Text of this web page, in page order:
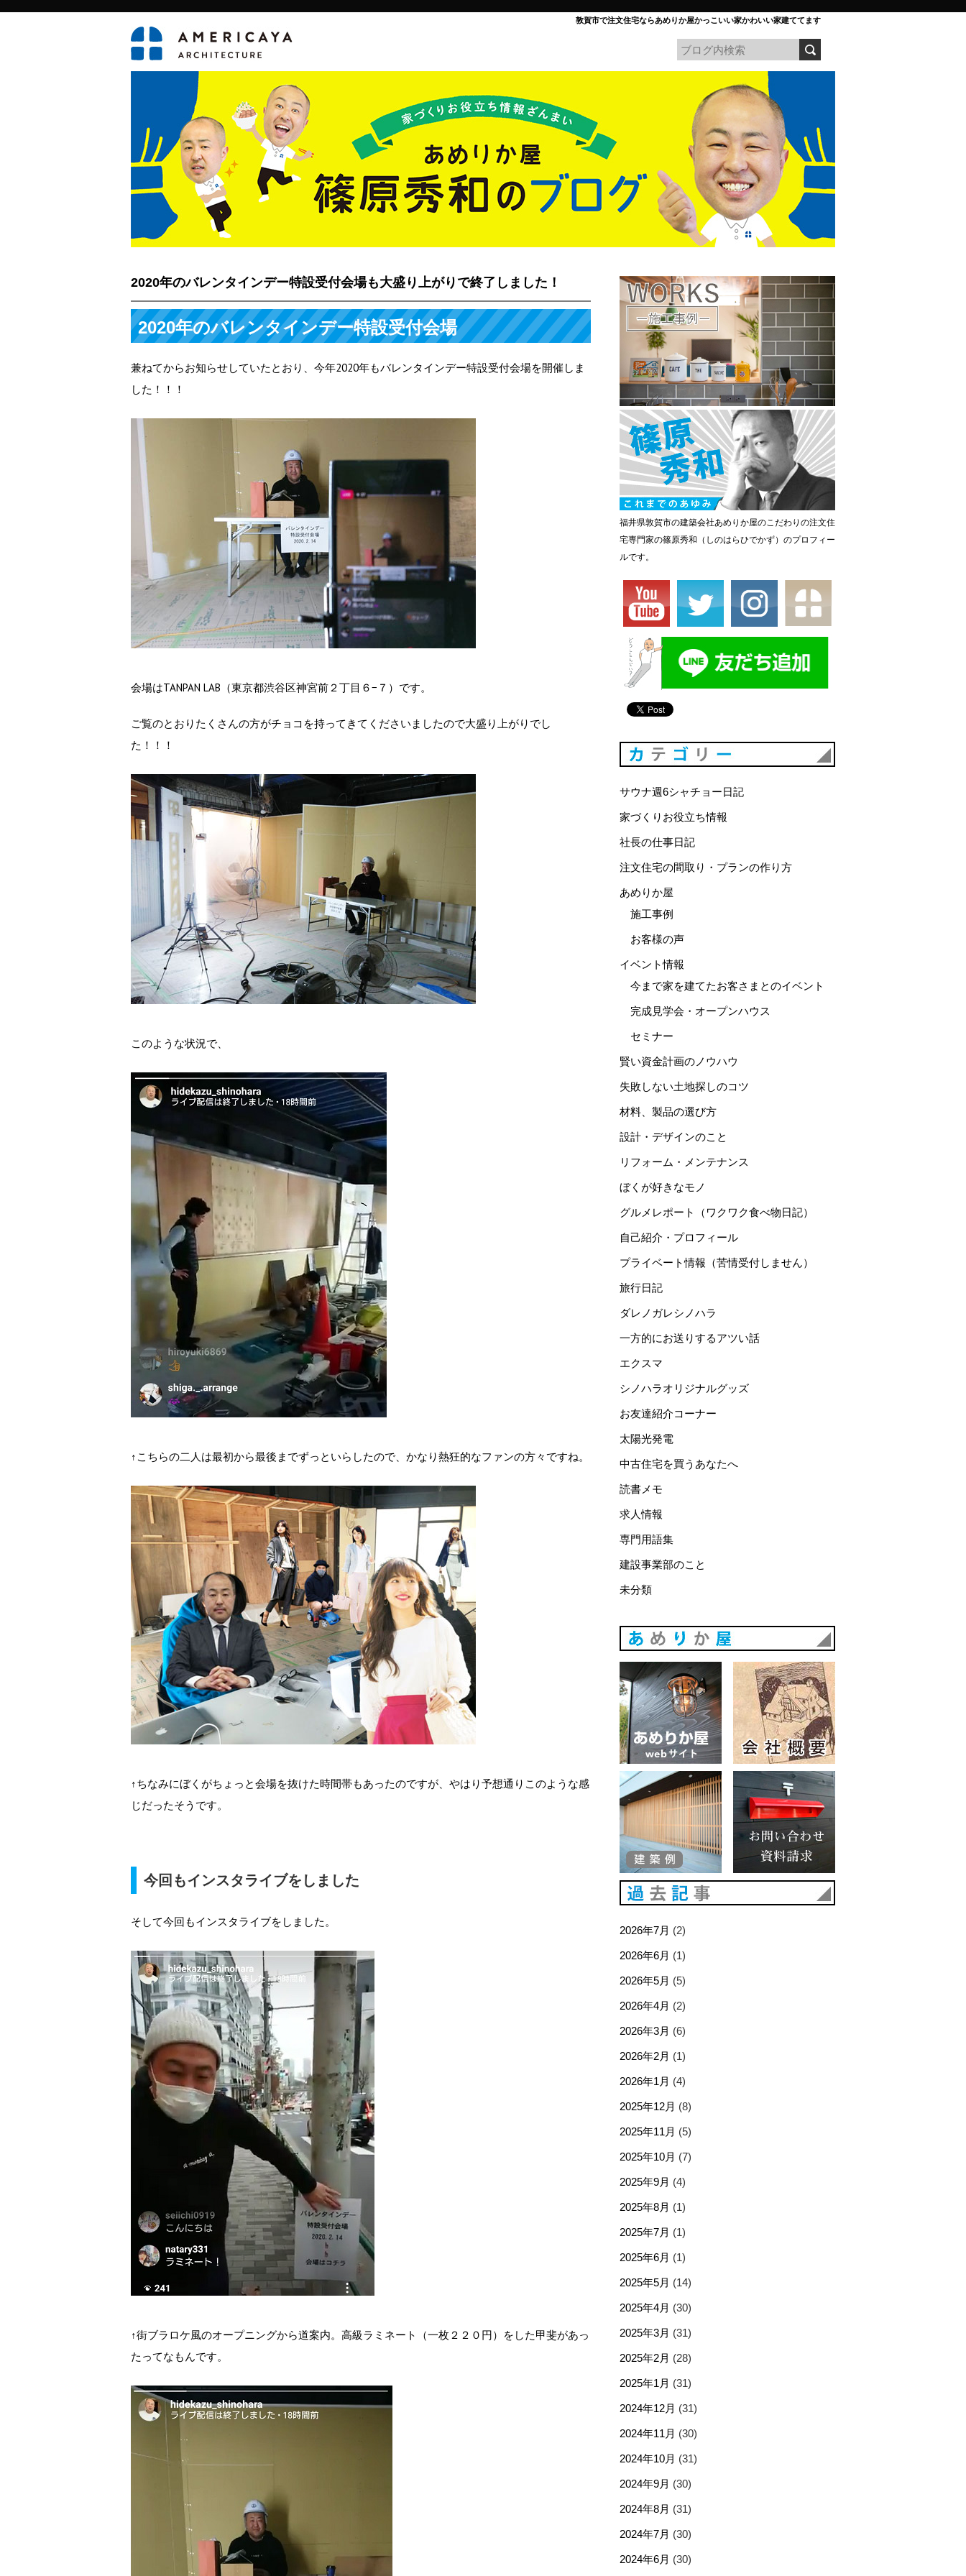
敦賀市で注文住宅ならあめりか屋かっこいい家かわいい家建ててます
2020年のバレンタインデー特設受付会場も大盛り上がりで終了しました！
2020年のバレンタインデー特設受付会場
兼ねてからお知らせしていたとおり、今年2020年もバレンタインデー特設受付会場を開催しま
した！！！
会場はTANPAN LAB（東京都渋谷区神宮前２丁目６−７）です。
ご覧のとおりたくさんの方がチョコを持ってきてくださいましたので大盛り上がりでし
た！！！
このような状況で、
↑こちらの二人は最初から最後までずっといらしたので、かなり熱狂的なファンの方々ですね。
↑ちなみにぼくがちょっと会場を抜けた時間帯もあったのですが、やはり予想通りこのような感
じだったそうです。
今回もインスタライブをしました
そして今回もインスタライブをしました。
↑街ブラロケ風のオープニングから道案内。高級ラミネート（一枚２２０円）をした甲斐があっ
たってなもんです。
福井県敦賀市の建築会社あめりか屋のこだわりの注文住
宅専門家の篠原秀和（しのはらひでかず）のプロフィー
ルです。
サウナ週6シャチョー日記
家づくりお役立ち情報
社長の仕事日記
注文住宅の間取り・プランの作り方
あめりか屋
施工事例
お客様の声
イベント情報
今まで家を建てたお客さまとのイベント
完成見学会・オープンハウス
セミナー
賢い資金計画のノウハウ
失敗しない土地探しのコツ
材料、製品の選び方
設計・デザインのこと
リフォーム・メンテナンス
ぼくが好きなモノ
グルメレポート（ワクワク食べ物日記）
自己紹介・プロフィール
プライベート情報（苦情受付しません）
旅行日記
ダレノガレシノハラ
一方的にお送りするアツい話
エクスマ
シノハラオリジナルグッズ
お友達紹介コーナー
太陽光発電
中古住宅を買うあなたへ
読書メモ
求人情報
専門用語集
建設事業部のこと
未分類
あめりか屋WEBサイト
2026年7月 (2)
2026年6月 (1)
2026年5月 (5)
2026年4月 (2)
2026年3月 (6)
2026年2月 (1)
2026年1月 (4)
2025年12月 (8)
2025年11月 (5)
2025年10月 (7)
2025年9月 (4)
2025年8月 (1)
2025年7月 (1)
2025年6月 (1)
2025年5月 (14)
2025年4月 (30)
2025年3月 (31)
2025年2月 (28)
2025年1月 (31)
2024年12月 (31)
2024年11月 (30)
2024年10月 (31)
2024年9月 (30)
2024年8月 (31)
2024年7月 (30)
2024年6月 (30)